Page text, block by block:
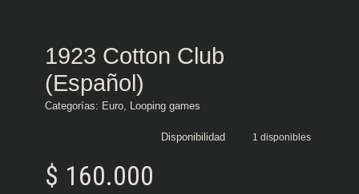
1923 Cotton Club
(Español)
Categorías: Euro Looping games
Disponibilidad 1 disponibles
$ 160.000